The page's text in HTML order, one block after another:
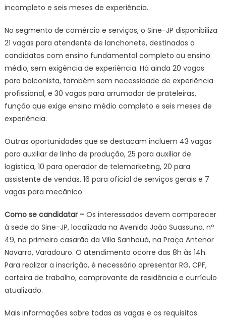
incompleto e seis meses de experiência.
No segmento de comércio e serviços, o Sine-JP disponibiliza
21 vagas para atendente de lanchonete, destinadas a
candidatos com ensino fundamental completo ou ensino
médio, sem exigência de experiência. Há ainda 20 vagas
para balconista, também sem necessidade de experiência
profissional, e 30 vagas para arrumador de prateleiras,
função que exige ensino médio completo e seis meses de
experiência.
Outras oportunidades que se destacam incluem 43 vagas
para auxiliar de linha de produção, 25 para auxiliar de
logística, 10 para operador de telemarketing, 20 para
assistente de vendas, 16 para oficial de serviços gerais e 7
vagas para mecânico.
Como se candidatar –Os interessados devem comparecer
à sede do Sine-JP, localizada na Avenida João Suassuna, nº
49, no primeiro casarão da Villa Sanhauá, na Praça Antenor
Navarro, Varadouro. O atendimento ocorre das 8h às 14h.
Para realizar a inscrição, é necessário apresentar RG, CPF,
carteira de trabalho, comprovante de residência e currículo
atualizado.
Mais informações sobre todas as vagas e os requisitos